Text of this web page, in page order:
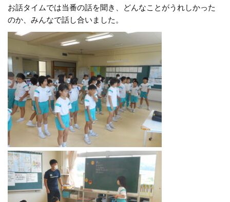
お話タイムでは当番の話を聞き、どんなことがうれしかった
のか、みんなで話し合いました。